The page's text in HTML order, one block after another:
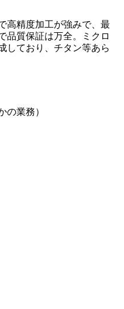
高精度加工が強みで、最
品質保証は万全。ミクロ
しており、チタン等あら
の業務）